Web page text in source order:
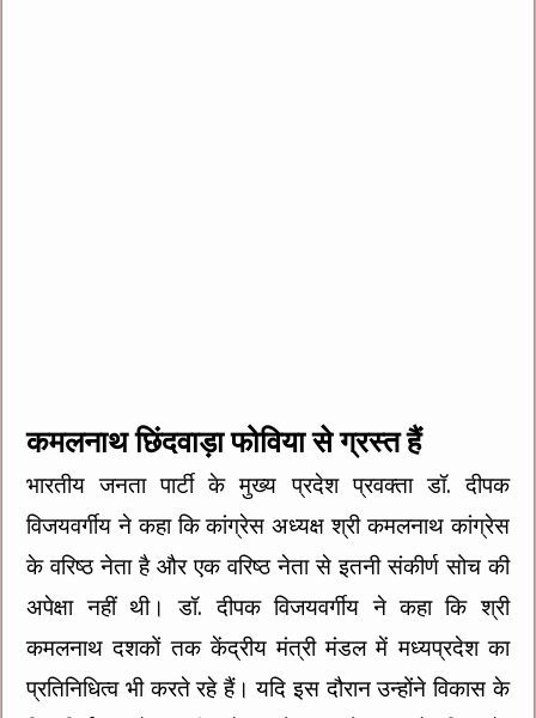
कमलनाथ छिंदवाड़ा फोविया से ग्रस्त हैं
भारतीय जनता पार्टी के मुख्य प्रदेश प्रवक्ता डॉ. दीपक
विजयवर्गीय ने कहा कि कांग्रेस अध्यक्ष श्री कमलनाथ कांग्रेस
के वरिष्ठ नेता है और एक वरिष्ठ नेता से इतनी संकीर्ण सोच की
अपेक्षा नहीं थी। डॉ. दीपक विजयवर्गीय ने कहा कि श्री
कमलनाथ दशकों तक केंद्रीय मंत्री मंडल में मध्यप्रदेश का
प्रतिनिधित्व भी करते रहे हैं। यदि इस दौरान उन्होंने विकास के